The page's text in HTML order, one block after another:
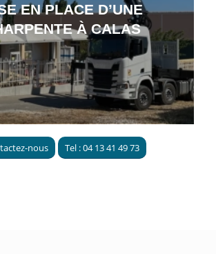
EN PLACE D’UNE
À CALAS
nous Tel : 04 13 41 49 73